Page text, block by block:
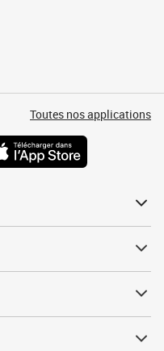
Toutes nos applications